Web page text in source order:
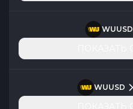
WUUSD
WUUSD